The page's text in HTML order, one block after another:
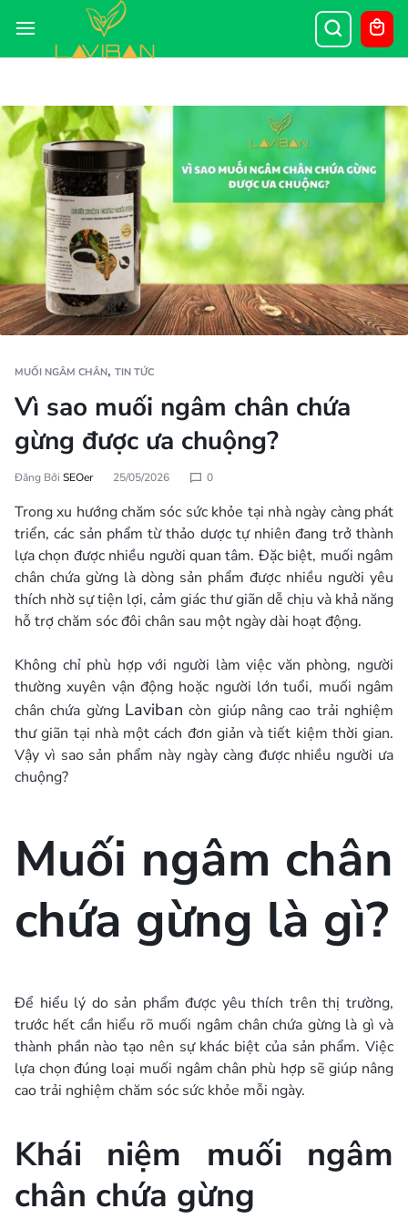
MUỐI NGÂM CHÂN, TIN TỨC
Vì sao muối ngâm chân chứa
gừng được ưa chuộng?
Đăng Bởi SEOer 25/05/2026 0
Trong xu hướng chăm sóc sức khỏe tại nhà ngày càng phát
triển, các sản phẩm từ thảo dược tự nhiên đang trở thành
lựa chọn được nhiều người quan tâm. Đặc biệt, muối ngâm
chân chứa gừng là dòng sản phẩm được nhiều người yêu
thích nhờ sự tiện lợi, cảm giác thư giãn dễ chịu và khả năng
hỗ trợ chăm sóc đôi chân sau một ngày dài hoạt động.
Không chỉ phù hợp với người làm việc văn phòng, người
thường xuyên vận động hoặc người lớn tuổi, muối ngâm
chân chứa gừng Laviban còn giúp nâng cao trải nghiệm
thư giãn tại nhà một cách đơn giản và tiết kiệm thời gian.
Vậy vì sao sản phẩm này ngày càng được nhiều người ưa
chuộng?
Muối ngâm chân
chứa gừng là gì?
Để hiểu lý do sản phẩm được yêu thích trên thị trường,
trước hết cần hiểu rõ muối ngâm chân chứa gừng là gì và
thành phần nào tạo nên sự khác biệt của sản phẩm. Việc
lựa chọn đúng loại muối ngâm chân phù hợp sẽ giúp nâng
cao trải nghiệm chăm sóc sức khỏe mỗi ngày.
Khái niệm muối ngâm
chân chứa gừng